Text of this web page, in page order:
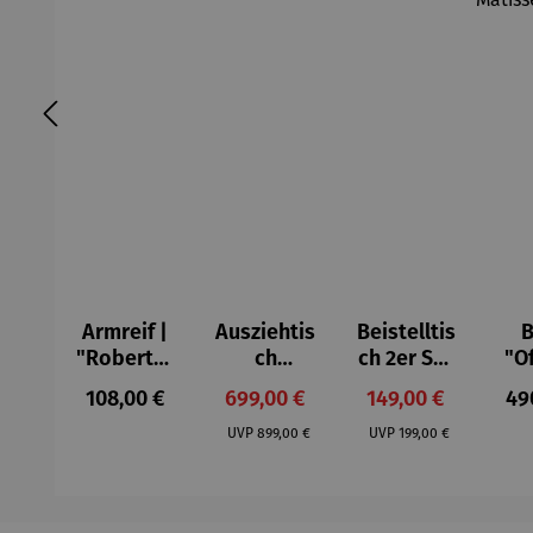
Armreif |
"Roberta"
– Anna
Mütz
Regulärer Preis:
108,00 €
Ausziehtis
ch
Aluminium
– Valor
Verkaufspreis:
699,00 €
UVP Regulärer Preis:
899,00 €
Beistelltis
ch 2er Set
– Dalias
Verkaufspreis:
149,00 €
UVP Regulärer Preis:
199,00 €